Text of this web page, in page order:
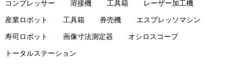
コンプレッサー 溶接機 工具箱 レーザー加工機
産業ロボット 工具箱 券売機 エスプレッソマシン
寿司ロボット 画像寸法測定器 オシロスコープ
トータルステーション